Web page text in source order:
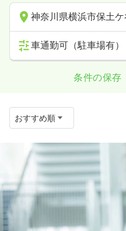
神奈川県横浜市保土ケ
車通勤可（駐車場有）
条件の保存